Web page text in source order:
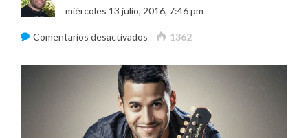
miércoles 13 julio, 2016, 7:46 pm
Comentarios desactivados en
Sánchez
Provocará
una
«Metanoia»
1362